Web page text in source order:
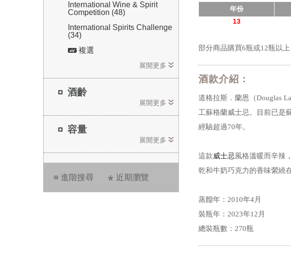
International Wine & Spirit
Competition (48)
International Spirits Challenge
(34)
複選
展開更多
酒齡
展開更多
容量
展開更多
進階搜尋 近期瀏覽
年份
13
部分商品購買6瓶或12瓶以
酒款介紹：
道格拉斯．蘭恩（Douglas
工蘇格蘭威士忌。目前已是
經驗超過70年。
這款威士忌風格溫暖而辛辣
乾和牛奶巧克力的香味縈繞
蒸餾年：2010年4月
裝瓶年：2023年12月
總裝瓶數：270瓶